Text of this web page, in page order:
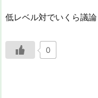
低レベル対でいくら議
0